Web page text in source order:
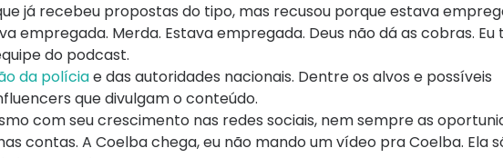
já recebeu propostas do tipo, mas recusou porque estava
empregada. Merda. Estava empregada. Deus não dá as cobras. Eu
do podcast.
da políciae das autoridades nacionais. Dentre os alvos e possíveis
que divulgam o conteúdo.
com seu crescimento nas redes sociais, nem sempre as
contas. A Coelba chega, eu não mando um vídeo pra Coelba. Ela